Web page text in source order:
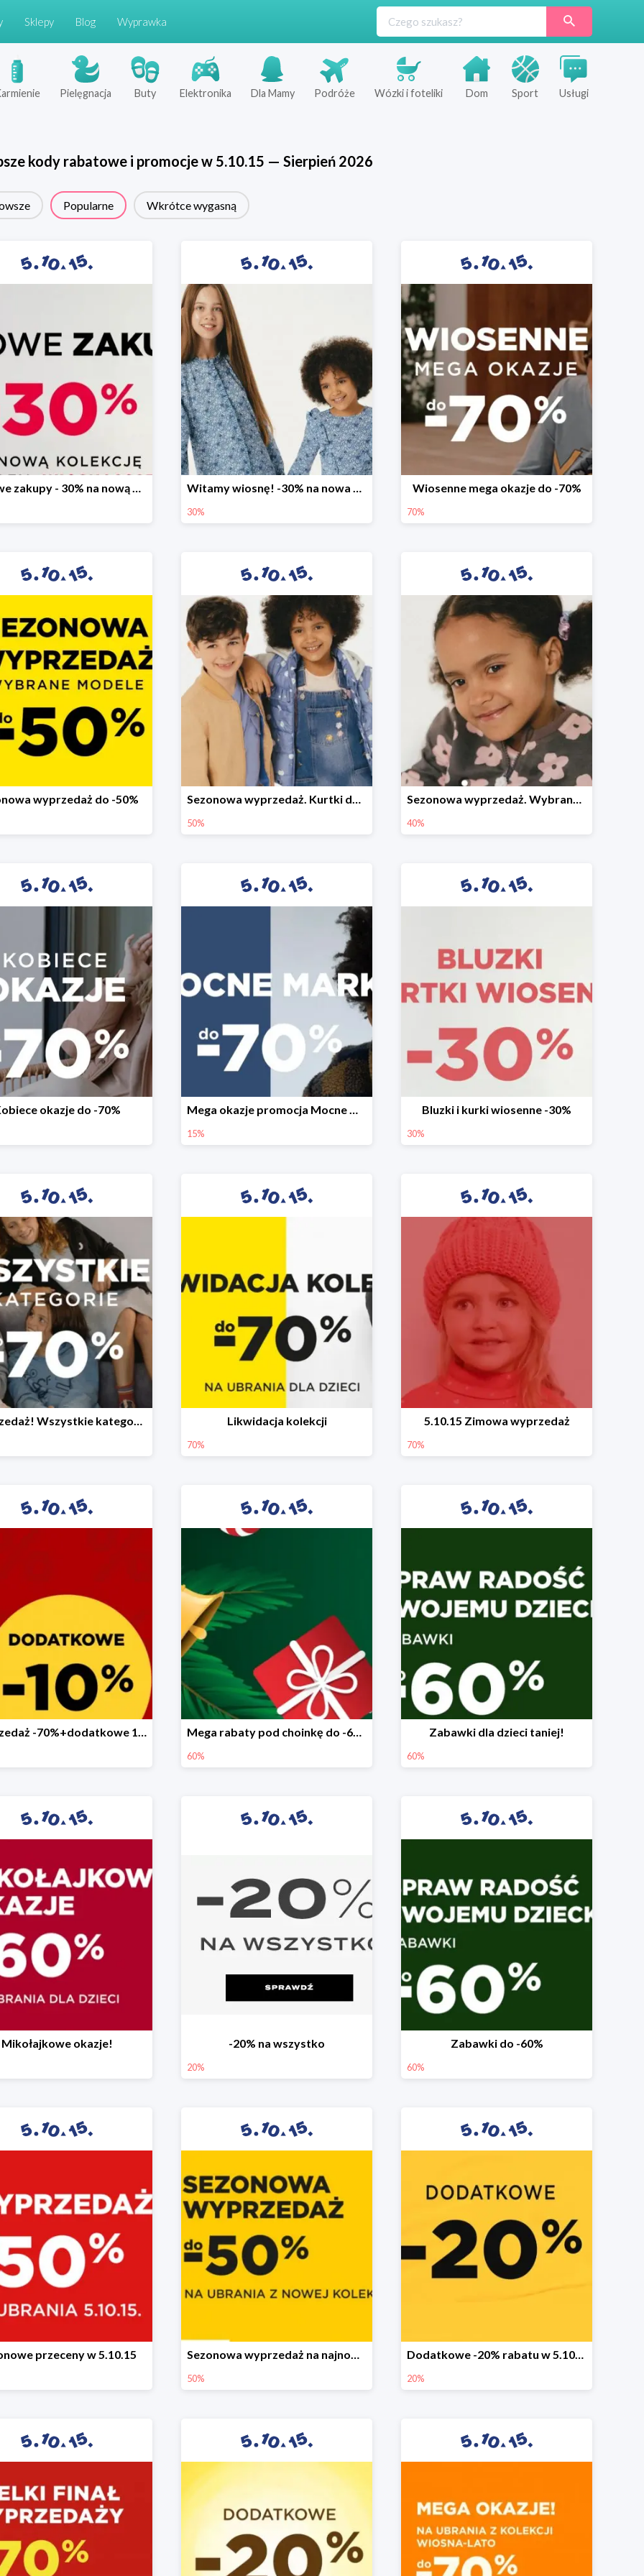
Sklepy Blog Wyprawka
Pielęgnacja Buty Elektronika Dla Mamy Podróże Wózki i foteliki Dom Sport Usługi
kody rabatowe i promocje w 5.10.15 — Sierpień 2026
Popularne Wkrótce wygasną
Stylowe zakupy - 30% na nową kolekcję Witamy wiosnę! -30% na nowa kolekcję
30%
Wiosenne mega okazje do -70%
70%
wyprzedaż do -50% Sezonowa wyprzedaż. Kurtki do -50%
50%
Sezonowa wyprzedaż. Wybrane modele do -40%
40%
okazje do -70% Mega okazje promocja Mocne marki do -70%
15%
Bluzki i kurki wiosenne -30%
30%
Wyprzedaż! Wszystkie kategorie do -70% Likwidacja kolekcji
70%
5.10.15 Zimowa wyprzedaż
70%
Wyprzedaż -70%+dodatkowe 10% Mega rabaty pod choinkę do -60%
60%
Zabawki dla dzieci taniej!
60%
Mikołajkowe okazje! -20% na wszystko
20%
Zabawki do -60%
60%
przeceny w 5.10.15 Sezonowa wyprzedaż na najnowszą kolekcję do -50%
50%
Dodatkowe -20% rabatu w 5.10.15
20%